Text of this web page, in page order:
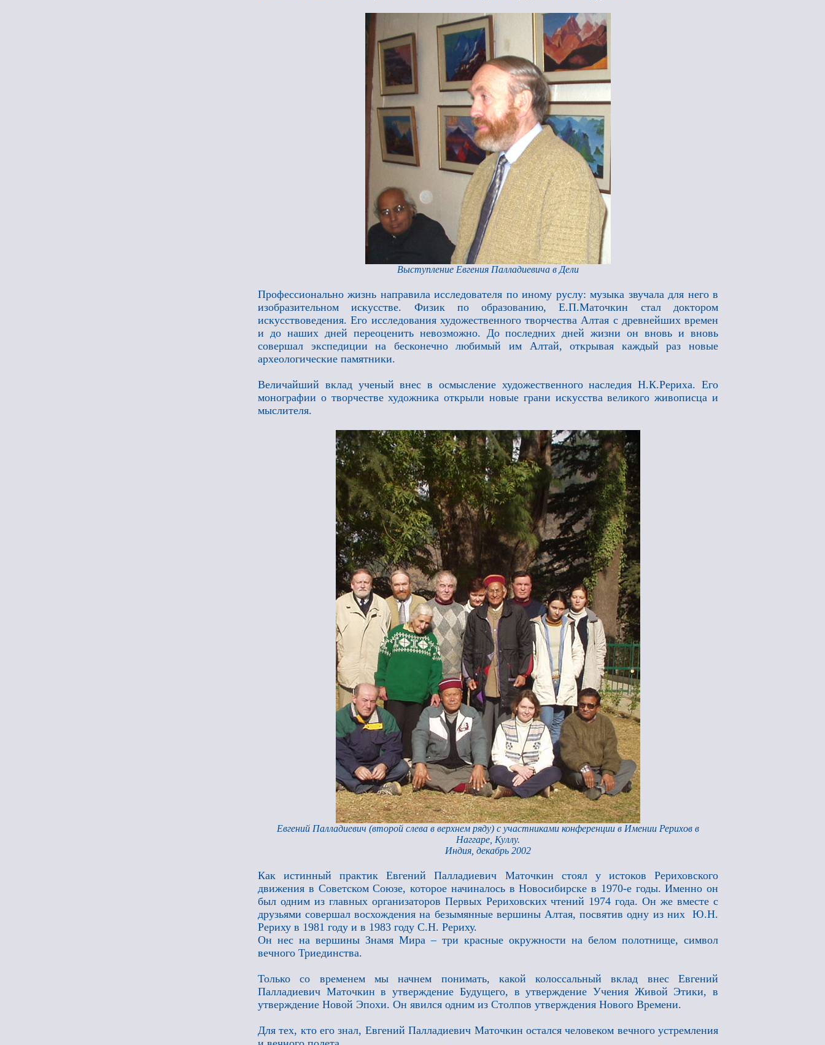
Выступление Евгения Палладиевича в Дели
Профессионально жизнь направила исследователя по иному руслу: музыка звучала для него в
изобразительном искусстве. Физик по образованию, Е.П.Маточкин стал доктором
искусствоведения. Его исследования художественного творчества Алтая с древнейших времен
и до наших дней переоценить невозможно. До последних дней жизни он вновь и вновь
совершал экспедиции на бесконечно любимый им Алтай, открывая каждый раз новые
археологические памятники.
Величайший вклад ученый внес в осмысление художественного наследия Н.К.Рериха. Его
монографии о творчестве художника открыли новые грани искусства великого живописца и
мыслителя.
Евгений Палладиевич (второй слева в верхнем ряду) с участниками конференции в Имении Рерихов в
Наггаре, Куллу.
Индия, декабрь 2002
Как истинный практик Евгений Палладиевич Маточкин стоял у истоков Рериховского
движения в Советском Союзе, которое начиналось в Новосибирске в 1970-е годы. Именно он
был одним из главных организаторов Первых Рериховских чтений 1974 года. Он же вместе с
друзьями совершал восхождения на безымянные вершины Алтая, посвятив одну из них Ю.Н.
Рериху в 1981 году и в 1983 году С.Н. Рериху.
Он нес на вершины Знамя Мира – три красные окружности на белом полотнище, символ
вечного Триединства.
Только со временем мы начнем понимать, какой колоссальный вклад внес Евгений
Палладиевич Маточкин в утверждение Будущего, в утверждение Учения Живой Этики, в
утверждение Новой Эпохи. Он явился одним из Столпов утверждения Нового Времени.
Для тех, кто его знал, Евгений Палладиевич Маточкин остался человеком вечного устремления